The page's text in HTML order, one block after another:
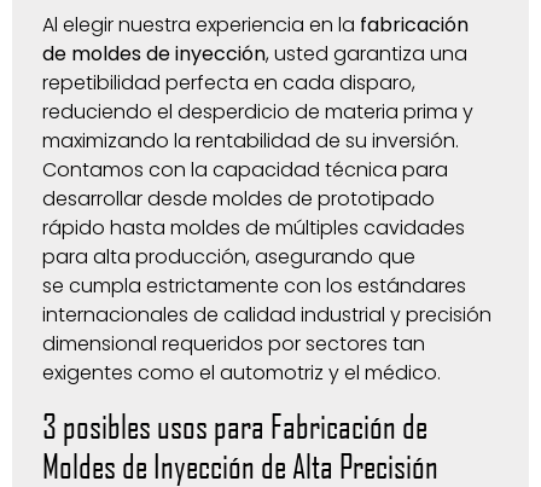
Al elegir nuestra experiencia en la fabricación
de moldes de inyección, usted garantiza una
repetibilidad perfecta en cada disparo,
reduciendo el desperdicio de materia prima y
maximizando la rentabilidad de su inversión.
Contamos con la capacidad técnica para
desarrollar desde moldes de prototipado
rápido hasta moldes de múltiples cavidades
para alta producción, asegurando que
se cumpla estrictamente con los estándares
internacionales de calidad industrial y precisión
dimensional requeridos por sectores tan
exigentes como el automotriz y el médico.
3 posibles usos para Fabricación de
Moldes de Inyección de Alta Precisión